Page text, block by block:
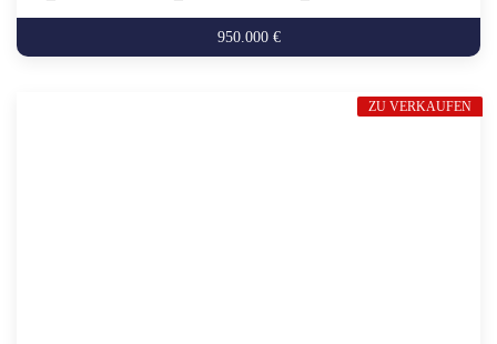
950.000 €
ZU VERKAUFEN